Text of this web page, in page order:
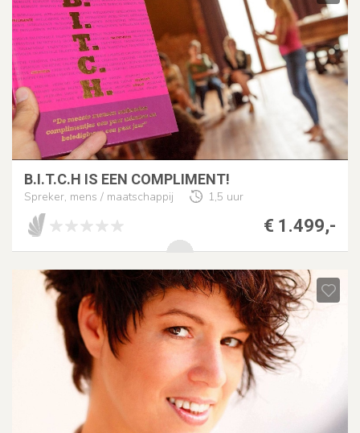
B.I.T.C.H IS EEN COMPLIMENT!
Spreker, mens / maatschappij 1,5 uur
€ 1.499,-